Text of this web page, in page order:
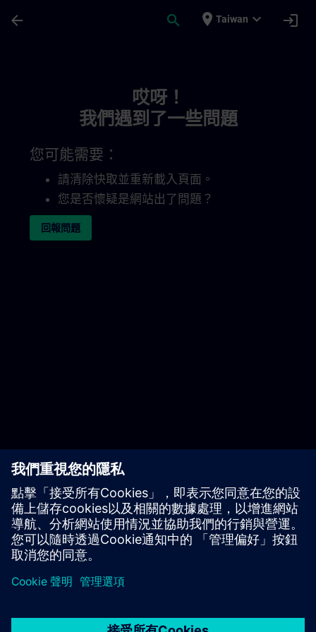
arrow_back search place Taiwan expand_more login
哎呀！
我們遇到了一些問題
您可能需要：
請清除快取並重新載入頁面。
您是否懷疑是網站出了問題？
回報問題